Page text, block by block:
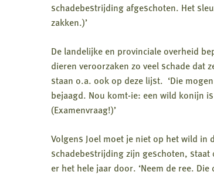
schadebestrijding afgeschoten. Het
zakken.)’
De landelijke en provinciale overheid
dieren veroorzaken zo veel schade
staan o.a. ook op deze lijst. ‘Die
bejaagd. Nou komt-ie: een wild konijn
(Examenvraag!)’
Volgens Joel moet je niet op het wild in
schadebestrijding zijn geschoten,
er het hele jaar door. ‘Neem de ree.